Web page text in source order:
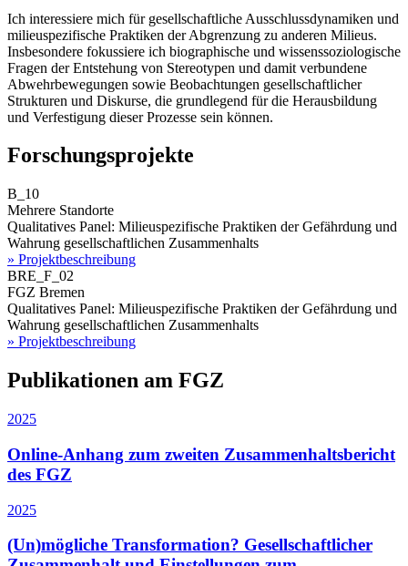
Ich interessiere mich für gesellschaftliche Ausschlussdynamiken und
milieuspezifische Praktiken der Abgrenzung zu anderen Milieus.
Insbesondere fokussiere ich biographische und wissenssoziologische
Fragen der Entstehung von Stereotypen und damit verbundene
Abwehrbewegungen sowie Beobachtungen gesellschaftlicher
Strukturen und Diskurse, die grundlegend für die Herausbildung
und Verfestigung dieser Prozesse sein können.
Forschungsprojekte
B_10
Mehrere Standorte
Qualitatives Panel: Milieuspezifische Praktiken der Gefährdung und
Wahrung gesellschaftlichen Zusammenhalts
» Projektbeschreibung
BRE_F_02
FGZ Bremen
Qualitatives Panel: Milieuspezifische Praktiken der Gefährdung und
Wahrung gesellschaftlichen Zusammenhalts
» Projektbeschreibung
Publikationen am FGZ
2025
Online-Anhang zum zweiten Zusammenhaltsbericht
des FGZ
2025
(Un)mögliche Transformation? Gesellschaftlicher